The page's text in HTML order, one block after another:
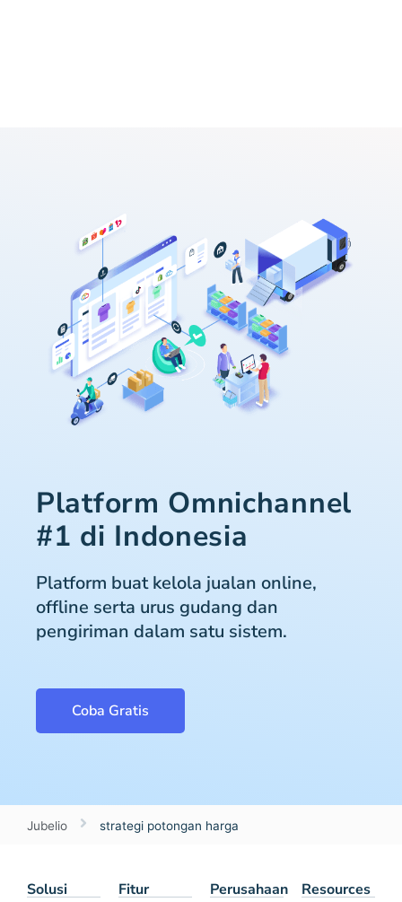
Platform Omnichannel
#1 di Indonesia
Platform buat kelola jualan online,
offline serta urus gudang dan
pengiriman dalam satu sistem.
Coba Gratis
Jubelio strategi potongan harga
Solusi Fitur Perusahaan Resources